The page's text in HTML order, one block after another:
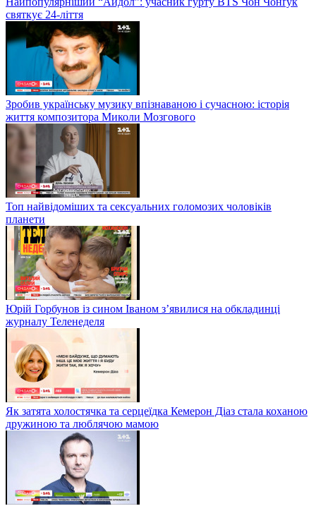
святкує 24-ліття
Зробив українську музику впізнаваною і сучасною: історія
життя композитора Миколи Мозгового
Топ найвідоміших та сексуальних голомозих чоловіків
планети
Юрій Горбунов із сином Іваном з’явилися на обкладинці
журналу Теленеделя
Як затята холостячка та серцеїдка Кемерон Діаз стала коханою
дружиною та люблячою мамою